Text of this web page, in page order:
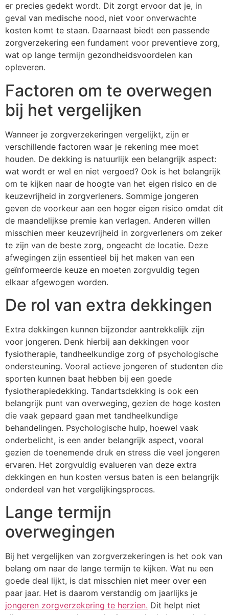
er precies gedekt wordt. Dit zorgt ervoor dat je, in
geval van medische nood, niet voor onverwachte
kosten komt te staan. Daarnaast biedt een passende
zorgverzekering een fundament voor preventieve zorg,
wat op lange termijn gezondheidsvoordelen kan
opleveren.
Factoren om te overwegen
bij het vergelijken
Wanneer je zorgverzekeringen vergelijkt, zijn er
verschillende factoren waar je rekening mee moet
houden. De dekking is natuurlijk een belangrijk aspect:
wat wordt er wel en niet vergoed? Ook is het belangrijk
om te kijken naar de hoogte van het eigen risico en de
keuzevrijheid in zorgverleners. Sommige jongeren
geven de voorkeur aan een hoger eigen risico omdat dit
de maandelijkse premie kan verlagen. Anderen willen
misschien meer keuzevrijheid in zorgverleners om zeker
te zijn van de beste zorg, ongeacht de locatie. Deze
afwegingen zijn essentieel bij het maken van een
geïnformeerde keuze en moeten zorgvuldig tegen
elkaar afgewogen worden.
De rol van extra dekkingen
Extra dekkingen kunnen bijzonder aantrekkelijk zijn
voor jongeren. Denk hierbij aan dekkingen voor
fysiotherapie, tandheelkundige zorg of psychologische
ondersteuning. Vooral actieve jongeren of studenten die
sporten kunnen baat hebben bij een goede
fysiotherapiedekking. Tandartsdekking is ook een
belangrijk punt van overweging, gezien de hoge kosten
die vaak gepaard gaan met tandheelkundige
behandelingen. Psychologische hulp, hoewel vaak
onderbelicht, is een ander belangrijk aspect, vooral
gezien de toenemende druk en stress die veel jongeren
ervaren. Het zorgvuldig evalueren van deze extra
dekkingen en hun kosten versus baten is een belangrijk
onderdeel van het vergelijkingsproces.
Lange termijn
overwegingen
Bij het vergelijken van zorgverzekeringen is het ook van
belang om naar de lange termijn te kijken. Wat nu een
goede deal lijkt, is dat misschien niet meer over een
paar jaar. Het is daarom verstandig om jaarlijks je
jongeren zorgverzekering te herzien. Dit helpt niet